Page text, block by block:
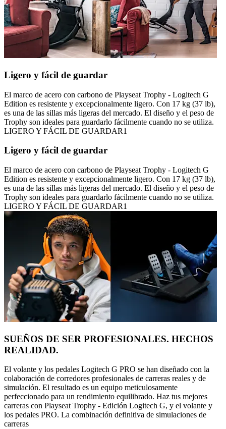
Ligero y fácil de guardar
El marco de acero con carbono de Playseat Trophy - Logitech G
Edition es resistente y excepcionalmente ligero. Con 17 kg (37 lb),
es una de las sillas más ligeras del mercado. El diseño y el peso de
Trophy son ideales para guardarlo fácilmente cuando no se utiliza.
LIGERO Y FÁCIL DE GUARDAR1
Ligero y fácil de guardar
El marco de acero con carbono de Playseat Trophy - Logitech G
Edition es resistente y excepcionalmente ligero. Con 17 kg (37 lb),
es una de las sillas más ligeras del mercado. El diseño y el peso de
Trophy son ideales para guardarlo fácilmente cuando no se utiliza.
LIGERO Y FÁCIL DE GUARDAR1
SUEÑOS DE SER PROFESIONALES. HECHOS
REALIDAD.
El volante y los pedales Logitech G PRO se han diseñado con la
colaboración de corredores profesionales de carreras reales y de
simulación. El resultado es un equipo meticulosamente
perfeccionado para un rendimiento equilibrado. Haz tus mejores
carreras con Playseat Trophy - Edición Logitech G, y el volante y
los pedales PRO. La combinación definitiva de simulaciones de
carreras